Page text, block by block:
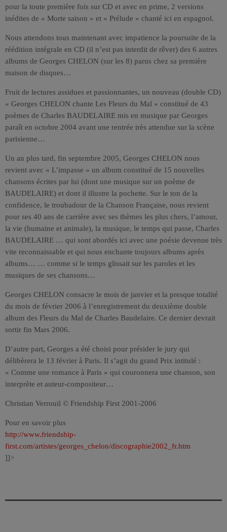
pour la toute première fois sur CD et avec en prime, 2 versions
inédites de « Morte saison » et « Prélude » chanté ici en espagnol.
Nous attendons tous maintenant avec impatience la poursuite de la
réédition intégrale en CD (il n’est pas interdit de rêver) des 6 autres
albums de Georges CHELON (sur les 8) parus chez sa première
maison de disques…
Fruit de lectures assidues et passionnantes, un nouveau (double CD)
« Georges CHELON chante Les Fleurs du Mal » constitué de 43
poèmes de Charles BAUDELAIRE mis en musique par Georges
paraît en octobre 2004 avant une rentrée très attendue sur la scène
parisienne…
Un an plus tard, fin septembre 2005, Georges CHELON nous
revient avec « L’impasse » un album constitué de 15 nouvelles
chansons écrites par lui (dont une musique sur un poème de
BAUDELAIRE) et dont il illustre la pochette. Sur le ton de la
confidence, le troubadour de la Chanson Française, nous revient
pour ses 40 ans de carrière avec ses thèmes les plus chers, l’amour,
la vie (humaine et animale), la musique, le temps qui passe, Charles
BAUDELAIRE … qui sont abordés ici avec une poésie devenue très
vite reconnaissable et qui nous enchante toujours albums après
albums… … comme si le temps glissait sur les paroles et les
musiques de ses chansons…
Georges CHELON consacre le mois de janvier et la presque totalité
du mois de février 2006 à l’enregistrement du deuxième double
album des Fleurs du Mal de Charles Baudelaire. Ce dernier devrait
sortir fin Mars 2006.
D’autre part, Georges a été choisi pour présider le jury qui
délibèrera le 13 février à Paris. Il s’agit du grand Prix intitulé :
« Comme une romance à Paris » qui couronnera une chanson, son
interprète et auteur-compositeur…
Christian Verrouil © Friendship First 2001-2006
Pour en savoir plus
http://www.friendship-
first.com/artistes/georges_chelon/discographie2002_fr.htm
]]>